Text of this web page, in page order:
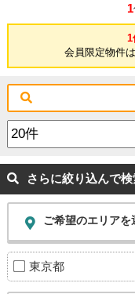
1
1
会員限定物件は
さらに絞り込んで
ご希望のエリア
東京都